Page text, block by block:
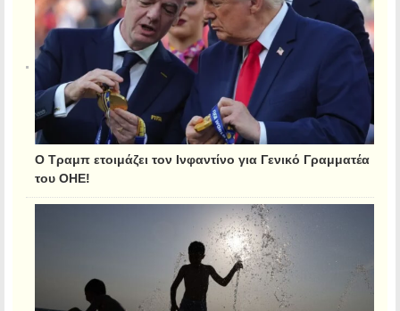
Ο Τραμπ ετοιμάζει τον Ινφαντίνο για Γενικό Γραμματέα
του ΟΗΕ!